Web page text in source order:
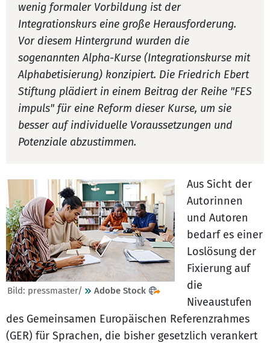
wenig formaler Vorbildung ist der
Integrationskurs eine große Herausforderung.
Vor diesem Hintergrund wurden die
sogenannten Alpha-Kurse (Integrationskurse mit
Alphabetisierung) konzipiert. Die Friedrich Ebert
Stiftung plädiert in einem Beitrag der Reihe "FES
impuls" für eine Reform dieser Kurse, um sie
besser auf individuelle Voraussetzungen und
Potenziale abzustimmen.
Bild: pressmaster/ Adobe Stock
Aus Sicht der
Autorinnen
und Autoren
bedarf es einer
Loslösung der
Fixierung auf
die
Niveaustufen
des Gemeinsamen Europäischen Referenzrahmes
(GER) für Sprachen, die bisher gesetzlich verankert